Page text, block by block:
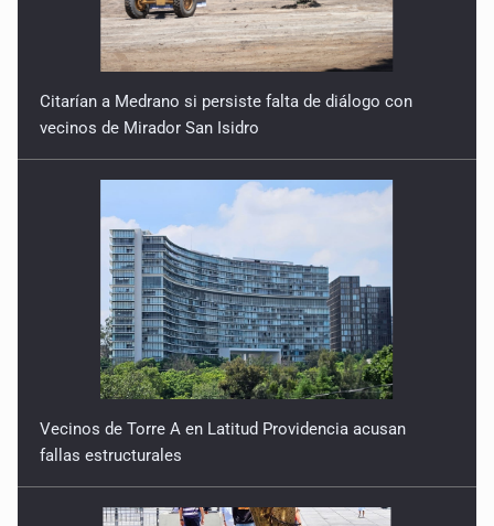
Citarían a Medrano si persiste falta de diálogo con
vecinos de Mirador San Isidro
Vecinos de Torre A en Latitud Providencia acusan
fallas estructurales